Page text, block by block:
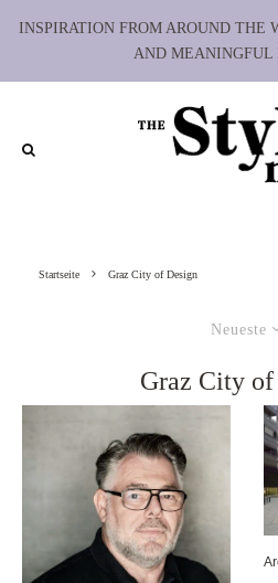
INSPIRATION FROM AROUND THE
AND MEANINGFUL
Startseite Graz City of Design
Neueste
Graz City of